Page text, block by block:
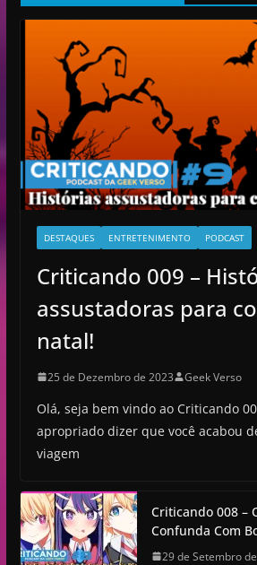
v
DESTAQUES ENTRETENIMENTO PODCAST
Criticando 009 –
assustadoras para
natal!
25 de Dezembro de 2023 Geek Verso
Olá, seja bem vindo ao Criticando
apropriado dizer que você acabou
viagem
Criticando 008 –
Confunda Com
29 de Setembro